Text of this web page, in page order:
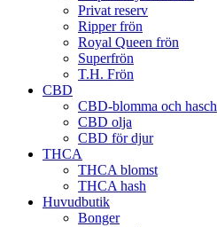
Privat reserv
Ripper frön
Royal Queen frön
Superfrön
T.H. Frön
CBD
CBD-blomma och hasch
CBD olja
CBD för djur
THCA
THCA blomst
THCA hash
Huvudbutik
Bonger